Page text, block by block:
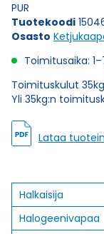
7G1,5
(AWG16)
määrä
PUR
Tuotekoodi
Osasto
Toimitusaika:
Toimituskulut
Yli 35kg:n
Lataa
Halkaisija
Halogeenivapaa